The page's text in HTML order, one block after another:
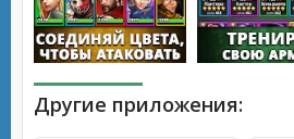
Другие приложения: